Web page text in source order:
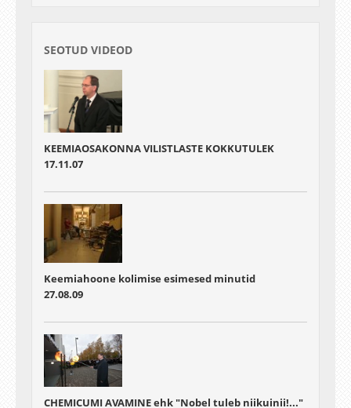
SEOTUD VIDEOD
KEEMIAOSAKONNA VILISTLASTE KOKKUTULEK
17.11.07
Keemiahoone kolimise esimesed minutid
27.08.09
CHEMICUMI AVAMINE ehk "Nobel tuleb niikuinii!..."